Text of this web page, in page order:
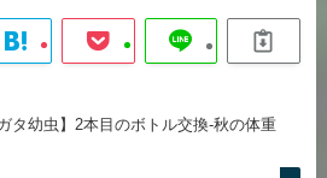
タ幼虫】2本目のボトル交換-秋の体重